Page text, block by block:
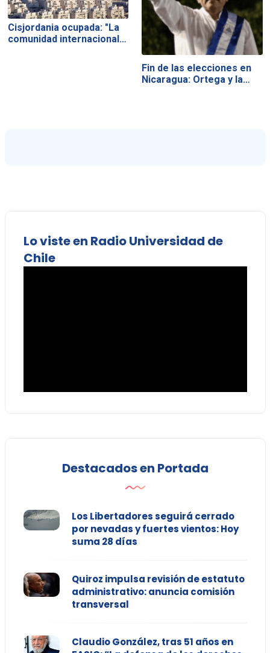
Cisjordania ocupada: "La
comunidad internacional…
Fin de las elecciones en
Nicaragua: Ortega y la…
Lo viste en Radio Universidad de
Chile
Destacados en Portada
Los Libertadores seguirá cerrado
por nevadas y fuertes vientos: Hoy
suma 28 días
Quiroz impulsa revisión de estatuto
administrativo: anuncia comisión
transversal
Claudio González, tras 51 años en